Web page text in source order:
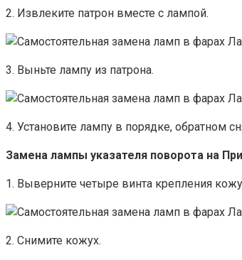
2. Извлеките патрон вместе с лампой.
3. Выньте лампу из патрона.
4. Установите лампу в порядке, обратном
Замена лампы указателя поворота на
1. Выверните четыре винта крепления
2. Снимите кожух.